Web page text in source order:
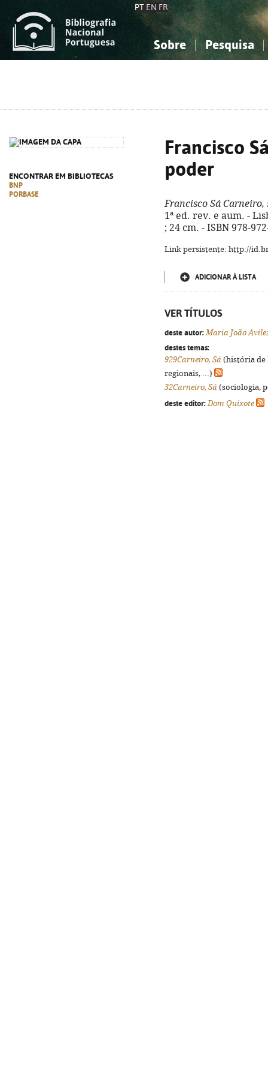
PT EN FR
Sobre Pesquisa
ENCONTRAR EM BIBLIOTECAS
BNP
PORBASE
Francisco
poder
Francisco Sá Carneiro,
1ª ed. rev. e aum. -
; 24 cm. - ISBN 978-
Link persistente: http://
ADICIONAR À LISTA
VER TÍTULOS
deste autor: Maria João
destes temas:
929Carneiro, Sá (história de
regionais, ...)
32Carneiro, Sá (sociologia,
deste editor: Dom Quixote